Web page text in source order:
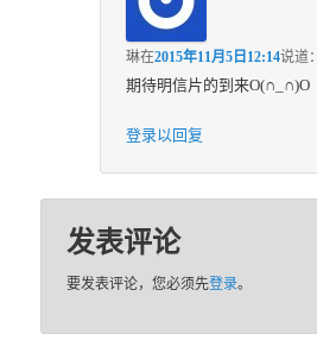
琳在2015年11月5日12:14说道：
期待明信片的到来O(∩_∩)O
登录以回复
发表评论
要发表评论，您必须先登录。